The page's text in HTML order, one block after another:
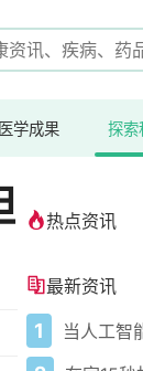
医学成果 探索
热点资讯
最新资讯
1